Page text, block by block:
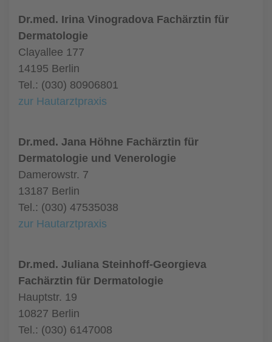
Dr.med. Irina Vinogradova Fachärztin für
Dermatologie
Clayallee 177
14195 Berlin
Tel.: (030) 80906801
zur Hautarztpraxis
Dr.med. Jana Höhne Fachärztin für
Dermatologie und Venerologie
Damerowstr. 7
13187 Berlin
Tel.: (030) 47535038
zur Hautarztpraxis
Dr.med. Juliana Steinhoff-Georgieva
Fachärztin für Dermatologie
Hauptstr. 19
10827 Berlin
Tel.: (030) 6147008